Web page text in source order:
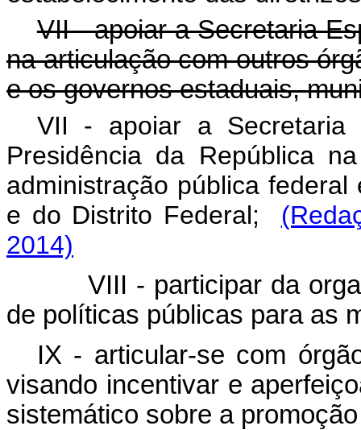
VII - apoiar a Secretaria
na articulação com outros
e os governos estaduais,
VII - apoiar a Secretaria
Presidência da República
administração pública
e do Distrito Federal;
2014)
VIII - participar da
de políticas públicas para as
IX - articular-se com
visando incentivar e
sistemático sobre a